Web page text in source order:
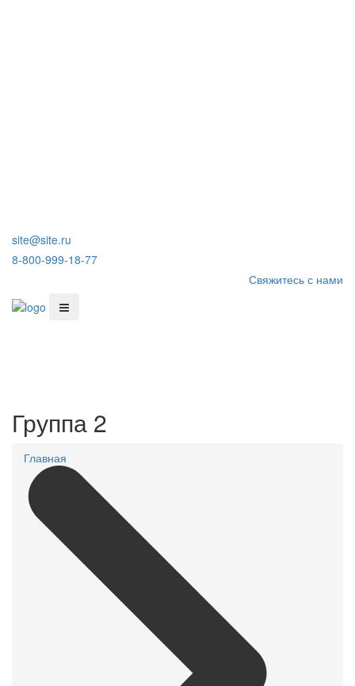
site@site.ru
8-800-999-18-77
Свяжитесь с нами
Группа 2
Главная